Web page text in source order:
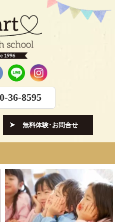
36-8595
無料体験･お問合せ